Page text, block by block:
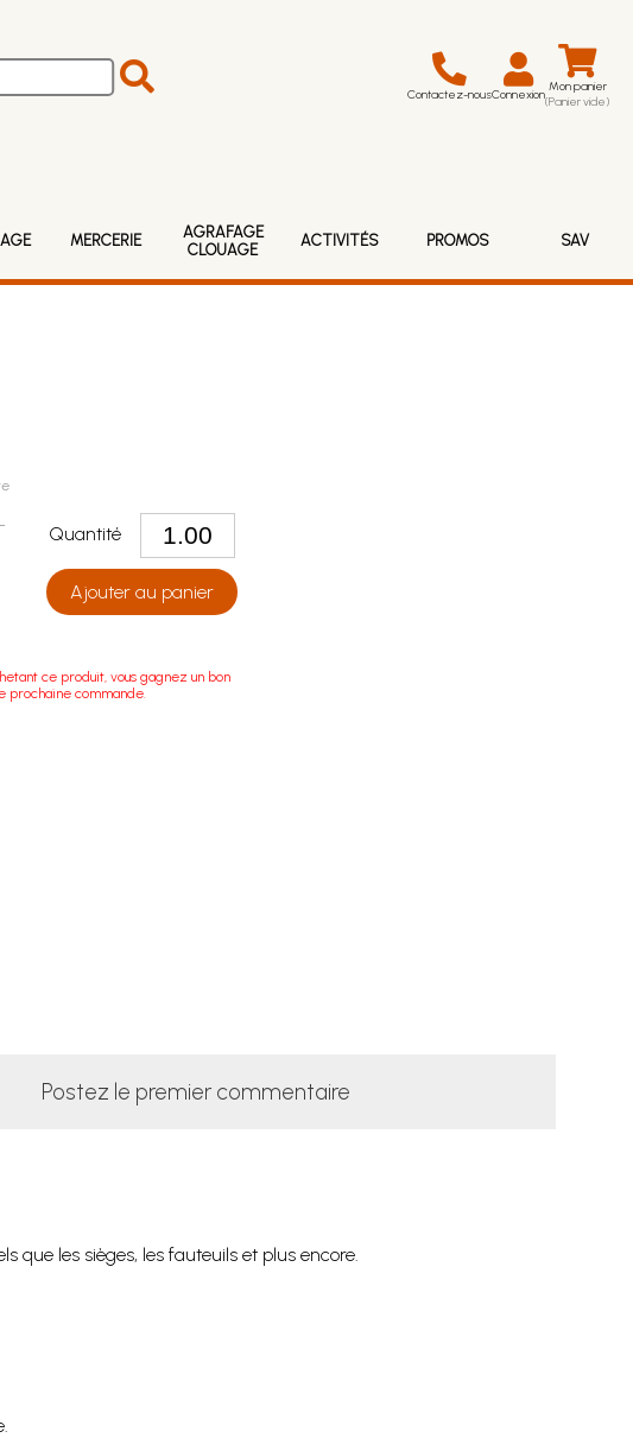
Contactez-nousConnexion Mon panier
(Panier vide)
MERCERIE
AGRAFAGE
CLOUAGE
ACTIVITÉS PROMOS SAV
Quantité
Ajouter au panier
ce produit, vous gagnez un bon
prochaine commande.
Postez le premier commentaire
que les sièges, les fauteuils et plus encore.